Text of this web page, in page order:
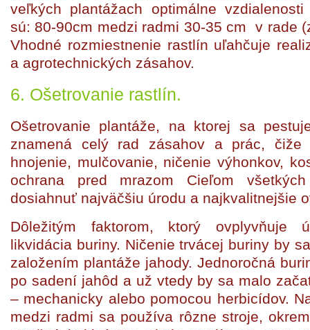
veľkých plantážach optimálne
sú: 80-90cm medzi radmi 30-35 cm v rade
Vhodné rozmiestnenie rastlín uľahčuje
a agrotechnických zásahov.
6. Ošetrovanie rastlín.
Ošetrovanie plantáže, na ktorej sa
znamená celý rad zásahov a prác, čiže
hnojenie, mulčovanie, ničenie výhonkov,
ochrana pred mrazom Cieľom
dosiahnuť najväčšiu úrodu a najkvalitnejšie
Dôležitým faktorom, ktorý ovplyvňuje
likvidácia buriny. Ničenie trvácej buriny by
založením plantáže jahody. Jednoročná
po sadení jahôd a už vtedy by sa malo
– mechanicky alebo pomocou herbicídov.
medzi radmi sa používa rôzne stroje,